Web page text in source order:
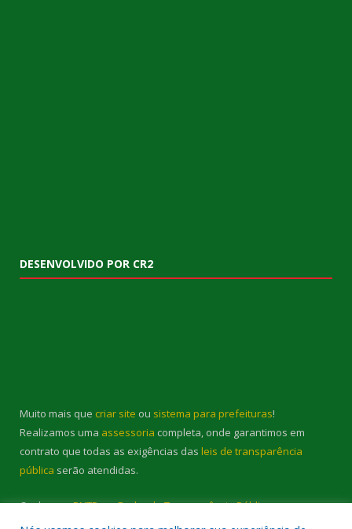
DESENVOLVIDO POR CR2
Muito mais que criar site ou sistema para prefeituras!
Realizamos uma assessoria completa, onde garantimos em
contrato que todas as exigências das leis de transparência
pública serão atendidas.
Conheça oPNTPe oRadar da Transparência Pública